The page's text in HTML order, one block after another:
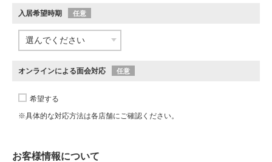
入居希望時期 任意
オンラインによる面会対応 任意
希望する
※具体的な対応方法は各店舗にご確認ください。
お客様情報について